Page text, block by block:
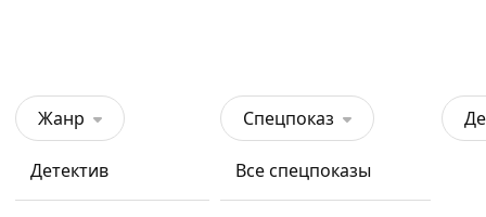
Жанр
Детектив
Спецпоказ
Все спецпоказы